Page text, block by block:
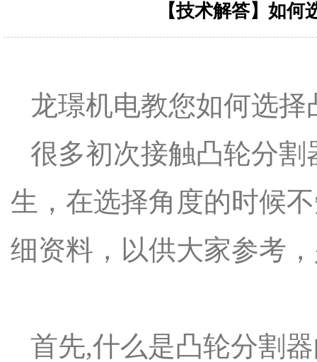
【技术解答】如
龙璟机电教您如何选
很多初次接触凸轮分
生，在选择角度的时候
细资料，以供大家参考
首先,什么是凸轮分割